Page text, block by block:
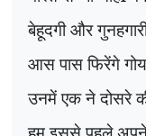
बेहूदगी और
आस पास फिरेंगे
उनमें एक ने दोसरे